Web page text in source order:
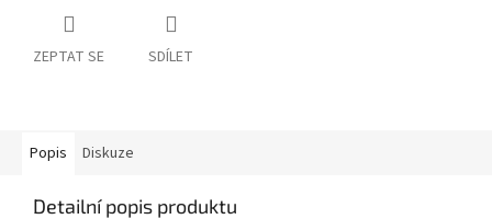
ZEPTAT SE SDÍLET
Popis Diskuze
Detailní popis produktu